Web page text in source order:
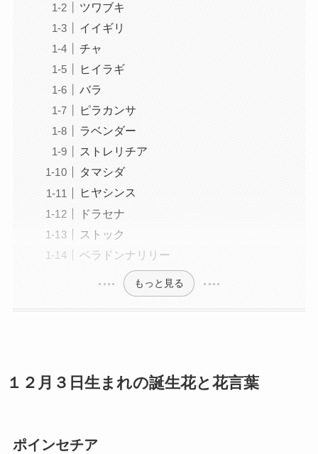
ツワブキ
イイギリ
チャ
ヒイラギ
バラ
ピラカンサ
ラベンダー
ストレリチア
タマシダ
ヒヤシンス
ドラセナ
ストック
ベラドンナリリー
もっと見る
１２月３日生まれの誕生花と花言葉
ポインセチア